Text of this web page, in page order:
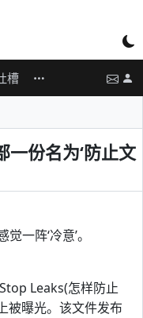
槽
份名为‘防止文
一阵‘冷意’。
Leaks(怎样防止
被曝光。该文件发布